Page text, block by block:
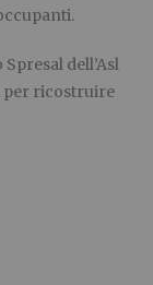
dell’Asl
per ricostruire